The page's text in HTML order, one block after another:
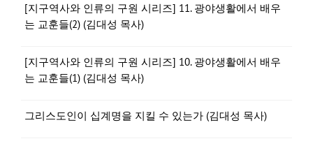
[지구역사와 인류의 구원 시리즈] 11. 광야생활에서 배우
는 교훈들(2) (김대성 목사)
[지구역사와 인류의 구원 시리즈] 10. 광야생활에서 배우
는 교훈들(1) (김대성 목사)
그리스도인이 십계명을 지킬 수 있는가 (김대성 목사)